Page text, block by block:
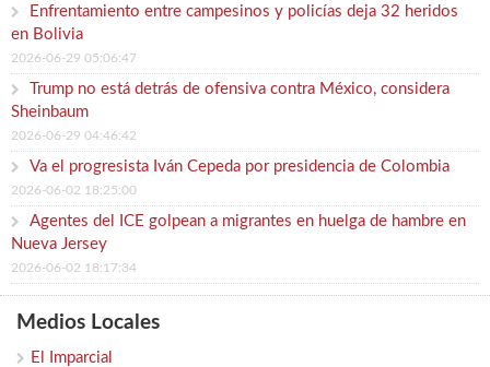
Enfrentamiento entre campesinos y policías deja 32 heridos
en Bolivia
2026-06-29 05:06:47
Trump no está detrás de ofensiva contra México, considera
Sheinbaum
2026-06-29 04:46:42
Va el progresista Iván Cepeda por presidencia de Colombia
2026-06-02 18:25:00
Agentes del ICE golpean a migrantes en huelga de hambre en
Nueva Jersey
2026-06-02 18:17:34
Medios Locales
El Imparcial